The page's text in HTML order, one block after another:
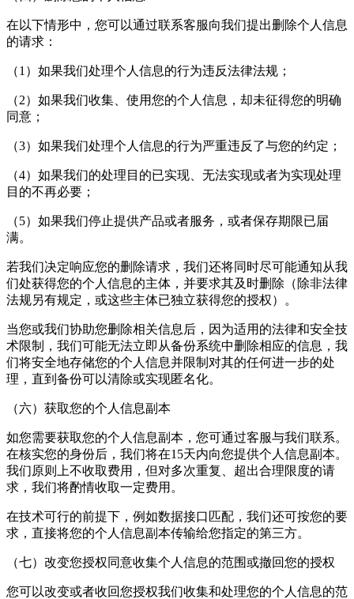
在以下情形中，您可以通过联系客服向我们提出删除个人信息
的请求：
（1）如果我们处理个人信息的行为违反法律法规；
（2）如果我们收集、使用您的个人信息，却未征得您的明确
同意；
（3）如果我们处理个人信息的行为严重违反了与您的约定；
（4）如果我们的处理目的已实现、无法实现或者为实现处理
目的不再必要；
（5）如果我们停止提供产品或者服务，或者保存期限已届
满。
若我们决定响应您的删除请求，我们还将同时尽可能通知从我
们处获得您的个人信息的主体，并要求其及时删除（除非法律
法规另有规定，或这些主体已独立获得您的授权）。
当您或我们协助您删除相关信息后，因为适用的法律和安全技
术限制，我们可能无法立即从备份系统中删除相应的信息，我
们将安全地存储您的个人信息并限制对其的任何进一步的处
理，直到备份可以清除或实现匿名化。
（六）获取您的个人信息副本
如您需要获取您的个人信息副本，您可通过客服与我们联系。
在核实您的身份后，我们将在15天内向您提供个人信息副本。
我们原则上不收取费用，但对多次重复、超出合理限度的请
求，我们将酌情收取一定费用。
在技术可行的前提下，例如数据接口匹配，我们还可按您的要
求，直接将您的个人信息副本传输给您指定的第三方。
（七）改变您授权同意收集个人信息的范围或撤回您的授权
您可以改变或者收回您授权我们收集和处理您的个人信息的范